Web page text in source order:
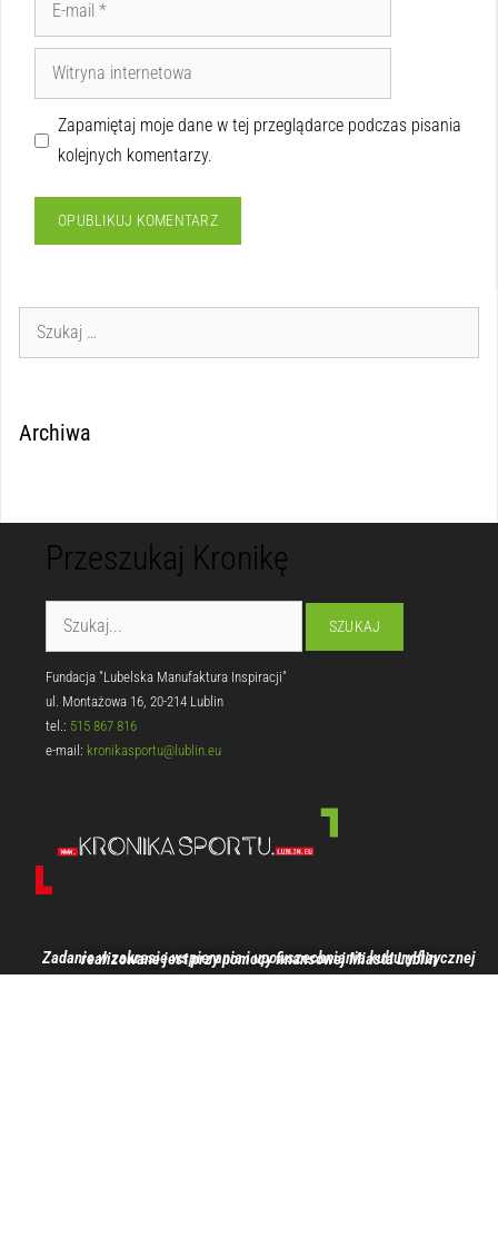
Zapamiętaj moje dane w tej przeglądarce podczas pisania
kolejnych komentarzy.
Archiwa
Przeszukaj Kronikę
Fundacja "Lubelska Manufaktura Inspiracji"
ul. Montażowa 16, 20-214 Lublin
tel.: 515 867 816
e-mail: kronikasportu@lublin.eu
Zadanie w zakresie wspierania i upowszechniania kultury fizycznej realizowane jest przy pomocy finansowej Miasta Lublin